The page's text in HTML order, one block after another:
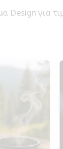
Design για